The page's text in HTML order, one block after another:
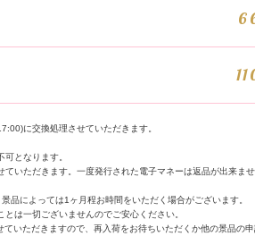
に交換処理させていただきます。
となります。
いただきます。一度発行された電子マネーは返品が出来ま
によっては1ヶ月程お時間をいただく場合がございます。
は一切ございませんのでご安心ください。
いただきますので、再入荷をお待ちいただくか他の景品の申